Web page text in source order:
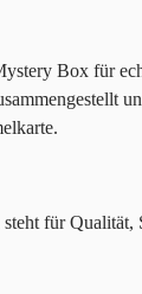
Box für
für Qualität,